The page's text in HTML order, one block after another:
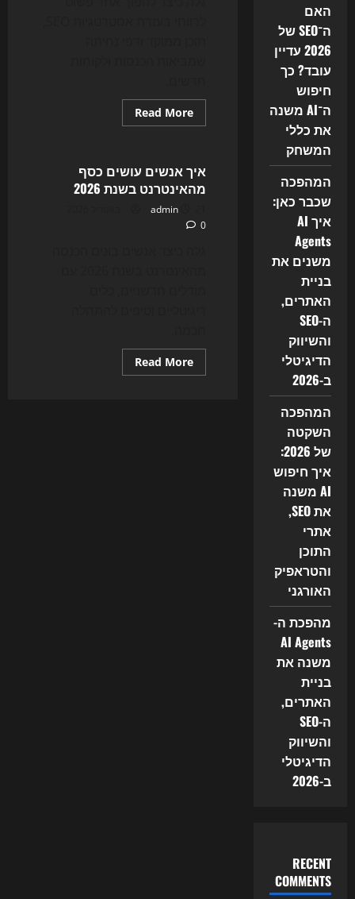
Read More
more
אתר
פשוט
לעסק
Uncategorized
איך אנשים עושים כסף
מהאינטרנט בשנת 2026
admin
0
Read More
more
האם
ה־SEO של
2026 עדיין
עובד? כך
חיפוש
ה־AI משנה
את כללי
המשחק
המהפכה
שכבר כאן:
איך AI
Agents
משנים את
בניית
האתרים,
ה-SEO
והשיווק
הדיגיטלי
ב-2026
המהפכה
השקטה
של 2026:
איך חיפוש
AI משנה
את SEO,
אתרי
התוכן
והטראפיק
האורגני
מהפכת ה-
AI Agents
משנה את
בניית
האתרים,
ה-SEO
והשיווק
הדיגיטלי
ב-2026
RECENT
COMMENTS